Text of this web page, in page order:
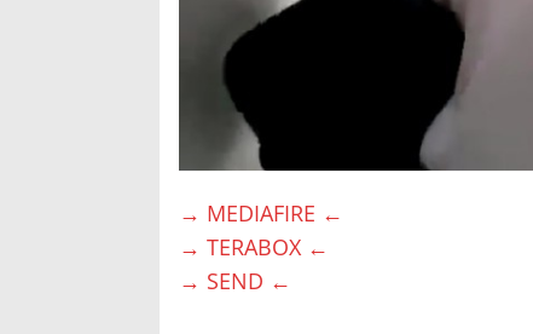
→ MEDIAFIRE ←
→ TERABOX ←
→ SEND ←